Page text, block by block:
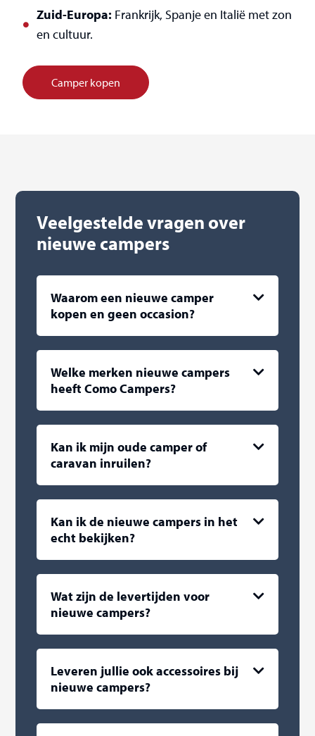
Zuid-Europa: Frankrijk, Spanje en Italië met zon
en cultuur.
Camper kopen
Veelgestelde vragen over
nieuwe campers
Waarom een nieuwe camper
kopen en geen occasion?
Welke merken nieuwe campers
heeft Como Campers?
Kan ik mijn oude camper of
caravan inruilen?
Kan ik de nieuwe campers in het
echt bekijken?
Wat zijn de levertijden voor
nieuwe campers?
Leveren jullie ook accessoires bij
nieuwe campers?